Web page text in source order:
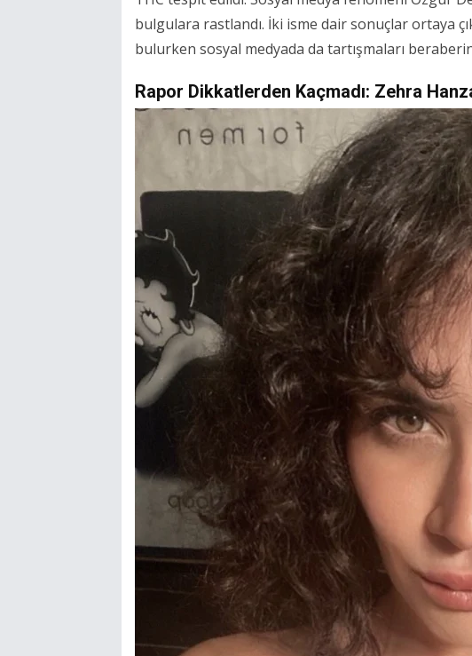
bulgulara rastlandı. İki isme dair sonuçlar ortaya
bulurken sosyal medyada da tartışmaları
Rapor Dikkatlerden Kaçmadı: Zehra